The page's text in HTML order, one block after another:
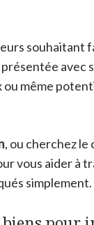
souhaitant
avec
ou même
, ou cherchez le
vous aider à
simplement.